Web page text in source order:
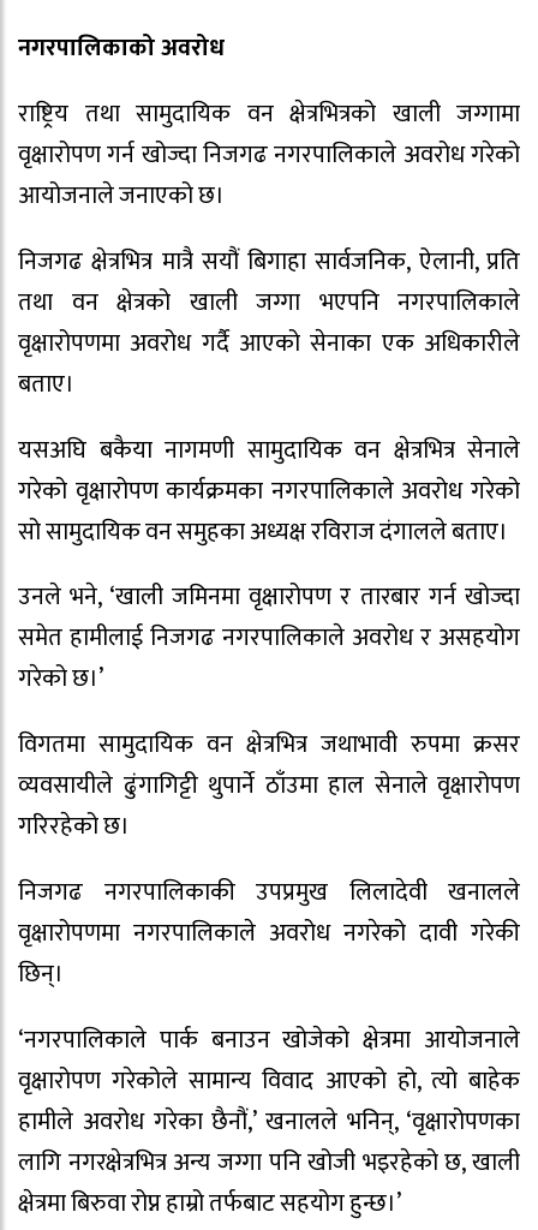
नगरपालिकाको अवरोध
राष्ट्रिय तथा सामुदायिक वन क्षेत्रभित्रको खाली जग्गामा
वृक्षारोपण गर्न खोज्दा निजगढ नगरपालिकाले अवरोध गरेको
आयोजनाले जनाएको छ।
निजगढ क्षेत्रभित्र मात्रै सयौं बिगाहा सार्वजनिक, ऐलानी, प्रति
तथा वन क्षेत्रको खाली जग्गा भएपनि नगरपालिकाले
वृक्षारोपणमा अवरोध गर्दै आएको सेनाका एक अधिकारीले
बताए।
यसअघि बकैया नागमणी सामुदायिक वन क्षेत्रभित्र सेनाले
गरेको वृक्षारोपण कार्यक्रमका नगरपालिकाले अवरोध गरेको
सो सामुदायिक वन समुहका अध्यक्ष रविराज दंगालले बताए।
उनले भने, ‘खाली जमिनमा वृक्षारोपण र तारबार गर्न खोज्दा
समेत हामीलाई निजगढ नगरपालिकाले अवरोध र असहयोग
गरेको छ।’
विगतमा सामुदायिक वन क्षेत्रभित्र जथाभावी रुपमा क्रसर
व्यवसायीले ढुंगागिट्टी थुपार्ने ठाँउमा हाल सेनाले वृक्षारोपण
गरिरहेको छ।
निजगढ नगरपालिकाकी उपप्रमुख लिलादेवी खनालले
वृक्षारोपणमा नगरपालिकाले अवरोध नगरेको दावी गरेकी
छिन्।
‘नगरपालिकाले पार्क बनाउन खोजेको क्षेत्रमा आयोजनाले
वृक्षारोपण गरेकोले सामान्य विवाद आएको हो, त्यो बाहेक
हामीले अवरोध गरेका छैनौं,’ खनालले भनिन्, ‘वृक्षारोपणका
लागि नगरक्षेत्रभित्र अन्य जग्गा पनि खोजी भइरहेको छ, खाली
क्षेत्रमा बिरुवा रोप्न हाम्रो तर्फबाट सहयोग हुन्छ।’